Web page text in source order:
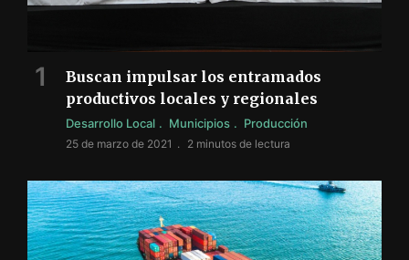
Buscan impulsar los entramados
productivos locales y regionales
Desarrollo Local Municipios Producción
25 de marzo de 2021 2 minutos de lectura